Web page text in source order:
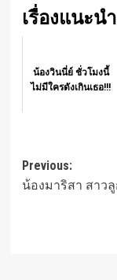
เรื่องแนะนำ
น้องวินนี่ย์ ชั่วโมงนี้
ไม่มีใครดังเกินเธอ!!!
Post
Previous:
น้องมาริสา สาว